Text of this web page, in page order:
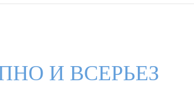
И ВСЕРЬЕЗ